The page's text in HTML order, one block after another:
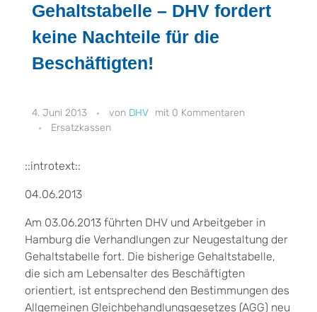
Gehaltstabelle – DHV fordert
keine Nachteile für die
Beschäftigten!
4. Juni 2013 DHV
0 Kommentaren
Ersatzkassen
::introtext::
04.06.2013
Am 03.06.2013 führten DHV und Arbeitgeber in
Hamburg die Verhandlungen zur Neugestaltung der
Gehaltstabelle fort. Die bisherige Gehaltstabelle,
die sich am Lebensalter des Beschäftigten
orientiert, ist entsprechend den Bestimmungen des
Allgemeinen Gleichbehandlungsgesetzes (AGG) neu